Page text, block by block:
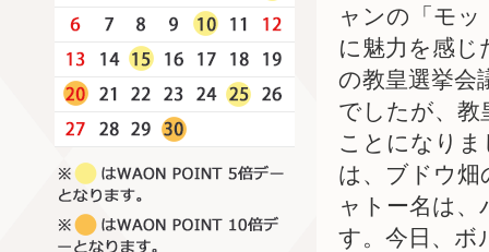
ャンの「モ
に魅力を感じ
の教皇選挙会
でしたが、教
ことになり
は、ブドウ畑
ャトー名は
す。今日、ボ